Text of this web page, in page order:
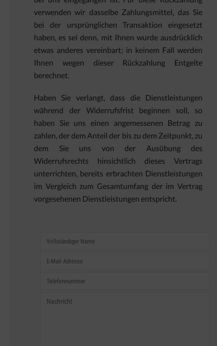
verwenden wir dasselbe Zahlungsmittel, das Sie
bei der ursprünglichen Transaktion eingesetzt
haben, es sei denn, mit Ihnen wurde ausdrücklich
etwas anderes vereinbart; in keinem Fall werden
Ihnen wegen dieser Rückzahlung Entgelte
berechnet.
Haben Sie verlangt, dass die Dienstleistungen
während der Widerrufsfrist beginnen soll, so
haben Sie uns einen angemessenen Betrag zu
zahlen, der dem Anteil der bis zu dem Zeitpunkt, zu
dem Sie uns von der Ausübung des
Widerrufsrechts hinsichtlich dieses Vertrags
unterrichten, bereits erbrachten Dienstleistungen
im Vergleich zum Gesamtumfang der im Vertrag
vorgesehenen Dienstleistungen entspricht.